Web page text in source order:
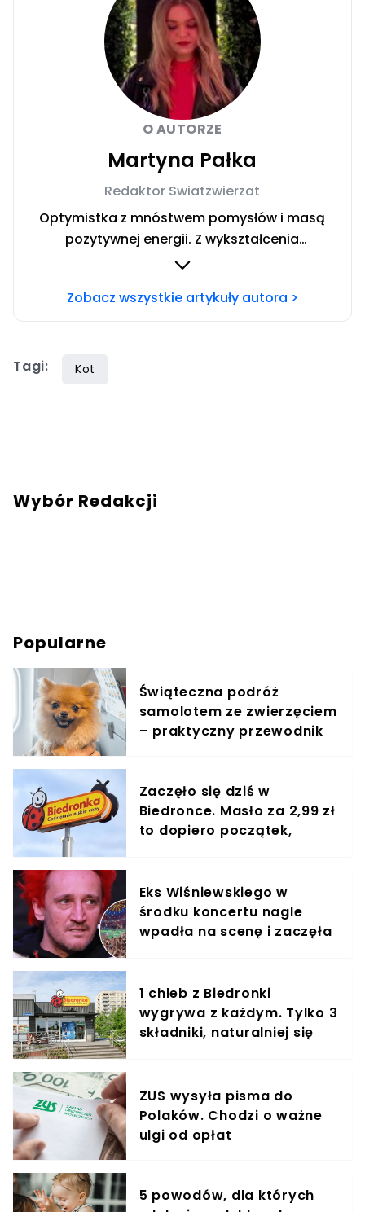
O AUTORZE
Martyna Pałka
Redaktor Swiatzwierzat
Optymistka z mnóstwem pomysłów i masą
pozytywnej energii. Z wykształcenia
absolwentka Dziennikarstwa i Komunikacji
zaciekawieniem śledzę wszystkie wydarzenia
Zobacz wszystkie artykuły autora >
Tagi: Kot
Wybór Redakcji
Popularne
Świąteczna podróż
samolotem ze zwierzęciem
– praktyczny przewodnik
Zaczęło się dziś w
Biedronce. Masło za 2,99 zł
to dopiero początek,
Eks Wiśniewskiego w
środku koncertu nagle
wpadła na scenę i zaczęła
1 chleb z Biedronki
wygrywa z każdym. Tylko 3
składniki, naturalniej się
ZUS wysyła pisma do
Polaków. Chodzi o ważne
ulgi od opłat
5 powodów, dla których